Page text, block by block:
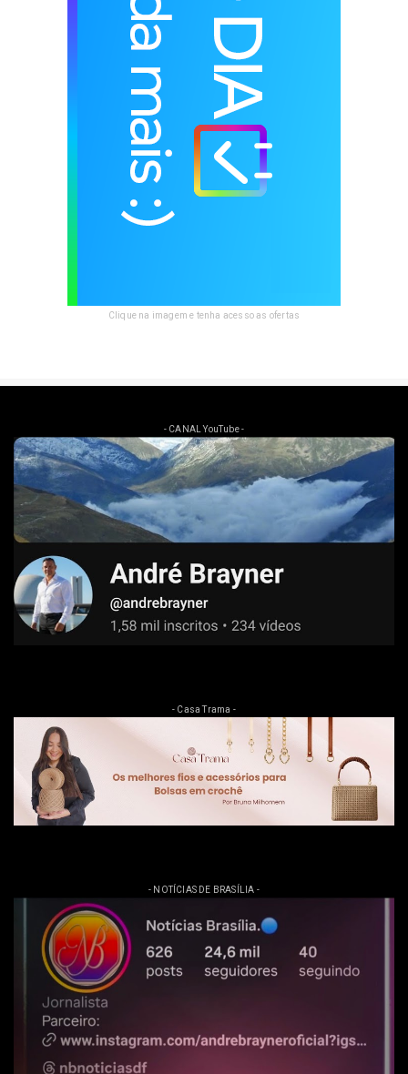
Clique na imagem e tenha acesso as ofertas
- CANAL YouTube -
- Casa Trama -
- NOTÍCIAS DE BRASÍLIA -